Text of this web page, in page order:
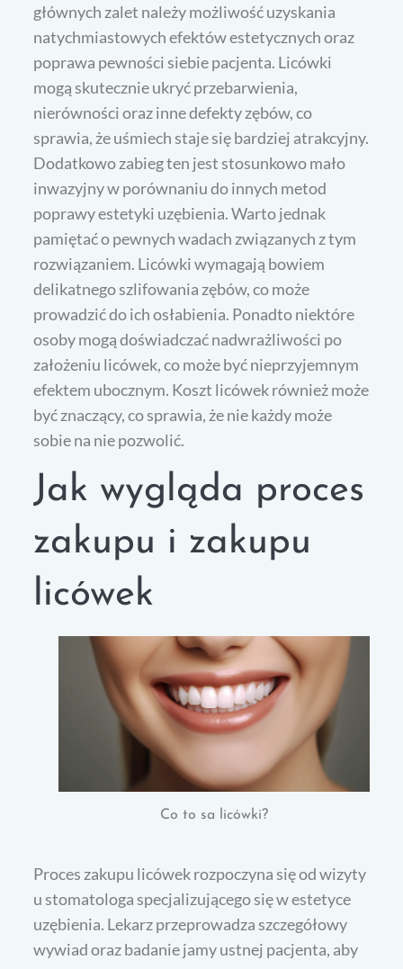
głównych zalet należy możliwość uzyskania
natychmiastowych efektów estetycznych oraz
poprawa pewności siebie pacjenta. Licówki
mogą skutecznie ukryć przebarwienia,
nierówności oraz inne defekty zębów, co
sprawia, że uśmiech staje się bardziej atrakcyjny.
Dodatkowo zabieg ten jest stosunkowo mało
inwazyjny w porównaniu do innych metod
poprawy estetyki uzębienia. Warto jednak
pamiętać o pewnych wadach związanych z tym
rozwiązaniem. Licówki wymagają bowiem
delikatnego szlifowania zębów, co może
prowadzić do ich osłabienia. Ponadto niektóre
osoby mogą doświadczać nadwrażliwości po
założeniu licówek, co może być nieprzyjemnym
efektem ubocznym. Koszt licówek również może
być znaczący, co sprawia, że nie każdy może
sobie na nie pozwolić.
Jak wygląda proces
zakupu i zakupu
licówek
Co to sa licówki?
Proces zakupu licówek rozpoczyna się od wizyty
u stomatologa specjalizującego się w estetyce
uzębienia. Lekarz przeprowadza szczegółowy
wywiad oraz badanie jamy ustnej pacjenta, aby